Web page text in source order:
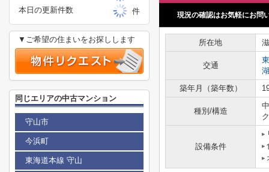
現況の確認はお気軽にお問
所在地
交通
築年月（築年数）
種別/構造
設備条件
本日の更新件数
件
▼ご希望の住まいをお探しします
同じエリアの中古マンション
守山市
今浜町
東海道本線 守山